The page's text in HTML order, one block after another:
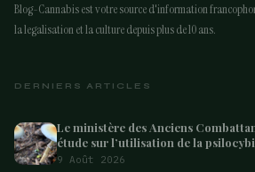
Blog-Cannabis est votre source d'information
la legalisation et la culture depuis plus de 10 ans.
DERNIERS ARTICLES
Le ministère des Anciens
étude sur l’utilisation de la
anciens combattants souffrant de
9 Août 2026